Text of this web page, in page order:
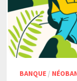
BANQUE/